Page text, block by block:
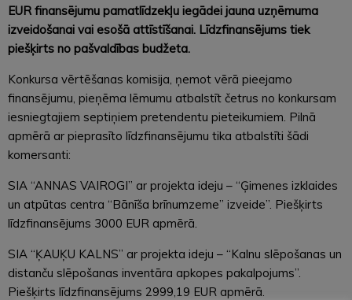
EUR finansējumu pamatlīdzekļu iegādei jauna uzņēmuma
izveidošanai vai esošā attīstīšanai. Līdzfinansējums tiek
piešķirts no pašvaldības budžeta.
Konkursa vērtēšanas komisija, ņemot vērā pieejamo
finansējumu, pieņēma lēmumu atbalstīt četrus no konkursam
iesniegtajiem septiņiem pretendentu pieteikumiem. Pilnā
apmērā ar pieprasīto līdzfinansējumu tika atbalstīti šādi
komersanti:
SIA “ANNAS VAIROGI” ar projekta ideju – “Ģimenes izklaides
un atpūtas centra “Bānīša brīnumzeme” izveide”. Piešķirts
līdzfinansējums 3000 EUR apmērā.
SIA “ĶAUĶU KALNS” ar projekta ideju – “Kalnu slēpošanas un
distanču slēpošanas inventāra apkopes pakalpojums”.
Piešķirts līdzfinansējums 2999,19 EUR apmērā.